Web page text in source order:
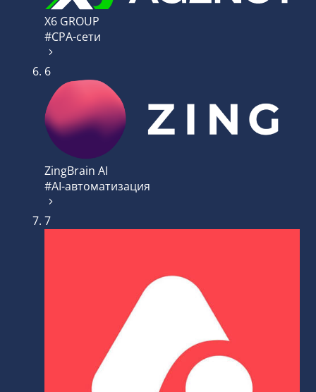
X6 GROUP
#CPA-сети
6
ZingBrain AI
#AI-автоматизация
7